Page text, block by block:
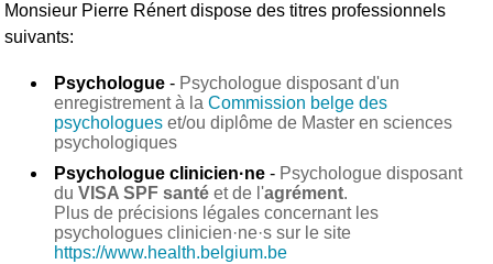
Monsieur Pierre Rénertdispose des titres professionnels
suivants:
Psychologue - Psychologue disposant d'un
enregistrement à laCommission belge des
psychologues et/ou diplôme de Master en sciences
psychologiques
Psychologue clinicien·ne - Psychologue disposant
duVISA SPF santé et de l'agrément.
Plus de précisions légales concernant les
psychologues clinicien·ne·s sur le site
https://www.health.belgium.be